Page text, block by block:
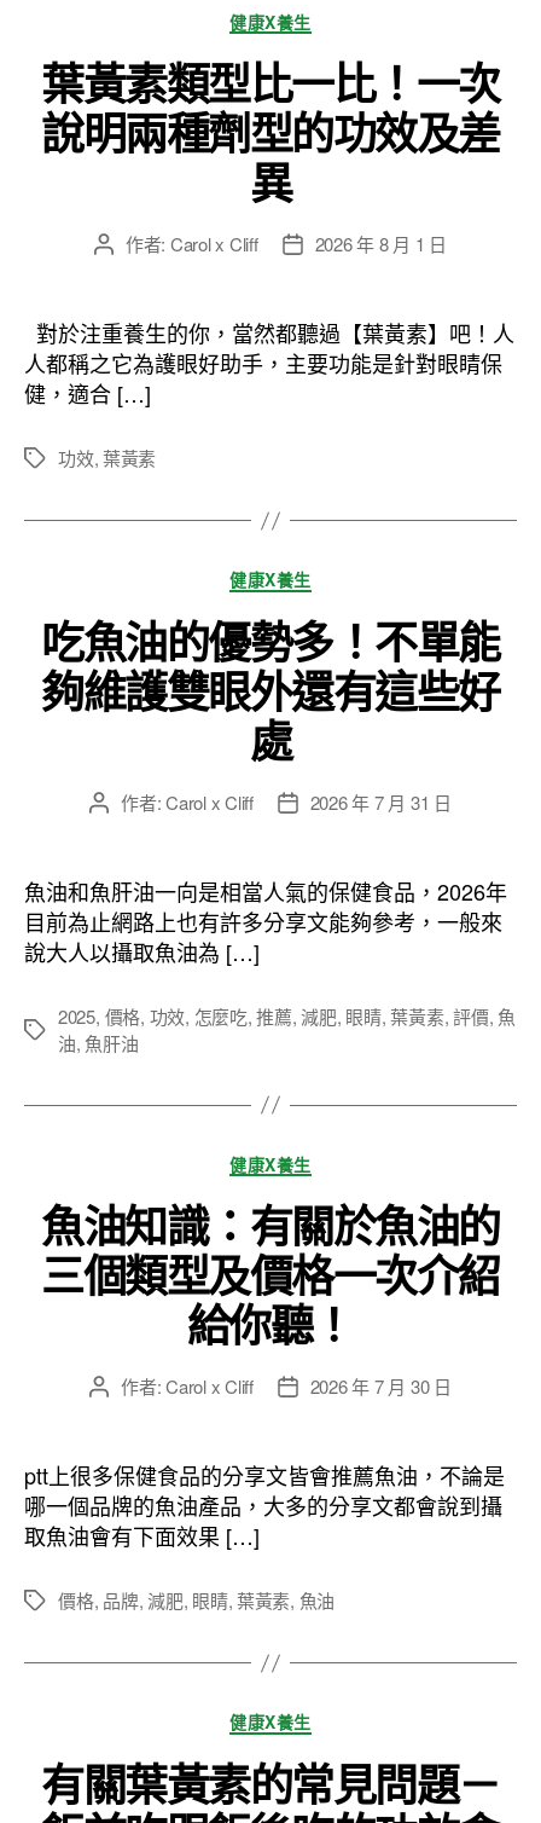
分
類
健康X養生
葉黃素類型比一比！一次
說明兩種劑型的功效及差
異
文
者
作者: Carol x Cliff
文
佈
日
期
2026 年 8 月 1 日
對於注重養生的你，當然都聽過【葉黃素】吧！人
人都稱之它為護眼好助手，主要功能是針對眼睛保
健，適合 […]
標
功效,葉黃素
分
類
健康X養生
吃魚油的優勢多！不單能
夠維護雙眼外還有這些好
處
文
者
作者:Carol x Cliff
文
佈
日
期
2026 年 7 月 31 日
魚油和魚肝油一向是相當人氣的保健食品，2026年
目前為止網路上也有許多分享文能夠參考，一般來
說大人以攝取魚油為 […]
標
2025, 價格, 功效, 怎麼吃,推薦,減肥, 眼睛,葉黃素,評價, 魚
油, 魚肝油
分
類
健康X養生
魚油知識：有關於魚油的
三個類型及價格一次介紹
給你聽！
文
者
作者:Carol x Cliff
文
佈
日
期
2026 年 7 月 30 日
ptt上很多保健食品的分享文皆會推薦魚油，不論是
哪一個品牌的魚油產品，大多的分享文都會說到攝
取魚油會有下面效果 […]
標
價格, 品牌,減肥, 眼睛,葉黃素, 魚油
分
類
健康X養生
有關葉黃素的常見問題－